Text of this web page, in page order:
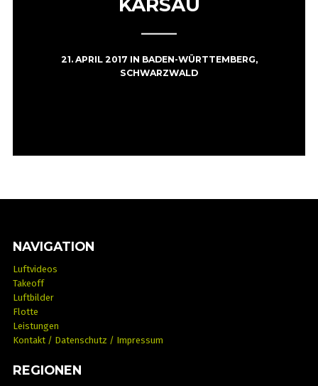
21. APRIL 2017 IN BADEN-WÜRTTEMBERG,
SCHWARZWALD
NAVIGATION
Luftvideos
Takeoff
Luftbilder
Flotte
Leistungen
Kontakt / Datenschutz / Impressum
REGIONEN